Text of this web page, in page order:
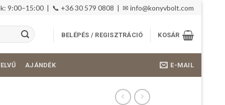
9:00–15:00 | 📞 +36 30 579 0808 | ✉ info@konyvbolt.com
BELÉPÉS / REGISZTRÁCIÓ KOSÁR
AJÁNDÉK E-MAIL